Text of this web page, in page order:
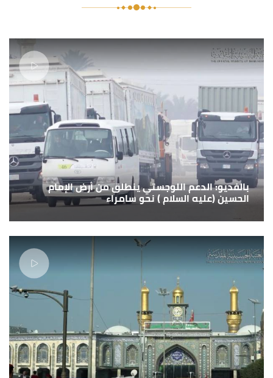
بالفديو: الدعم اللوجستي ينطلق من أرض الإمام
الحسين (عليه السلام ) نحو سامراء